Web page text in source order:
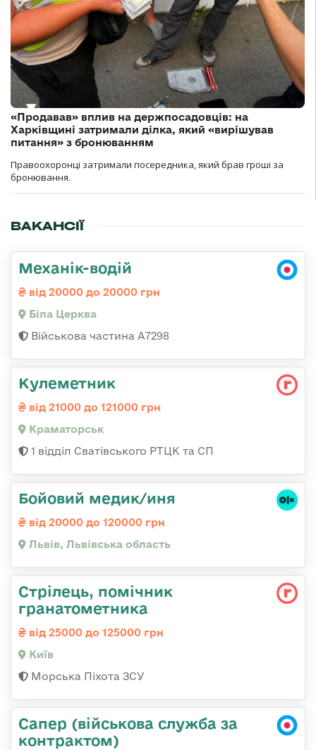
«Продавав» вплив на держпосадовців: на
Харківщині затримали ділка, який «вирішував
питання» з бронюванням
Правоохоронці затримали посередника, який брав гроші за
бронювання.
ВАКАНСІЇ
Механік-водій
від 20000 до 20000 грн
Біла Церква
Військова частина А7298
Кулеметник
від 21000 до 121000 грн
Краматорськ
1 відділ Сватівського РТЦК та СП
Бойовий медик/иня
від 20000 до 120000 грн
Львів, Львівська область
Стpілець, помічник
гpанатометника
від 25000 до 125000 грн
Київ
Морська Піхота ЗСУ
Сапер (військова служба за
контрактом)